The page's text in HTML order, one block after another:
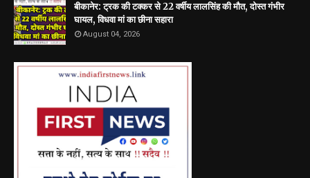
बीकानेर: ट्रक की टक्कर से 22 वर्षीय लालसिंह की मौत, दोस्त गंभीर
घायल, विधवा मां का छीना सहारा
August 04, 2026